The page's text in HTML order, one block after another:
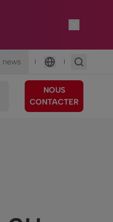
news |
Langue
|
NOUS
CONTACTER